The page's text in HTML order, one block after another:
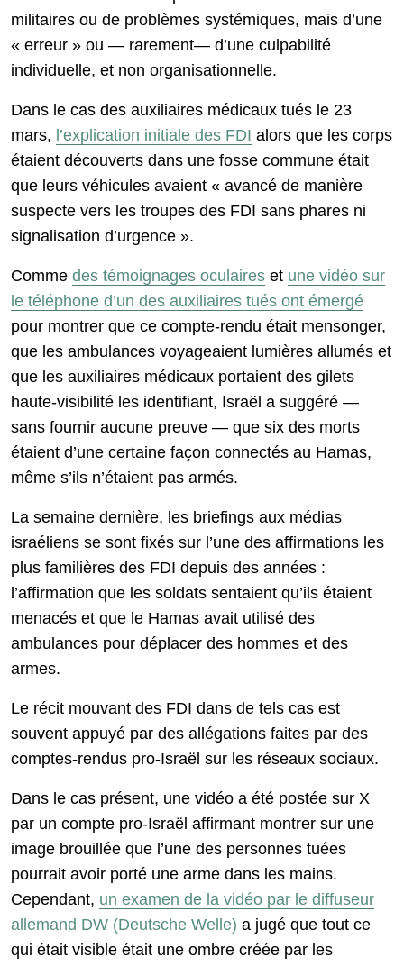
militaires ou de problèmes systémiques, mais d’une
« erreur » ou — rarement— d’une culpabilité
individuelle, et non organisationnelle.
Dans le cas des auxiliaires médicaux tués le 23
mars, l’explication initiale des FDI alors que les corps
étaient découverts dans une fosse commune était
que leurs véhicules avaient « avancé de manière
suspecte vers les troupes des FDI sans phares ni
signalisation d’urgence ».
Comme des témoignages oculaires et une vidéo sur
le téléphone d’un des auxiliaires tués ont émergé
pour montrer que ce compte-rendu était mensonger,
que les ambulances voyageaient lumières allumés et
que les auxiliaires médicaux portaient des gilets
haute-visibilité les identifiant, Israël a suggéré —
sans fournir aucune preuve — que six des morts
étaient d’une certaine façon connectés au Hamas,
même s’ils n’étaient pas armés.
La semaine dernière, les briefings aux médias
israéliens se sont fixés sur l’une des affirmations les
plus familières des FDI depuis des années :
l’affirmation que les soldats sentaient qu’ils étaient
menacés et que le Hamas avait utilisé des
ambulances pour déplacer des hommes et des
armes.
Le récit mouvant des FDI dans de tels cas est
souvent appuyé par des allégations faites par des
comptes-rendus pro-Israël sur les réseaux sociaux.
Dans le cas présent, une vidéo a été postée sur X
par un compte pro-Israël affirmant montrer sur une
image brouillée que l’une des personnes tuées
pourrait avoir porté une arme dans les mains.
Cependant, un examen de la vidéo par le diffuseur
allemand DW (Deutsche Welle) a jugé que tout ce
qui était visible était une ombre créée par les